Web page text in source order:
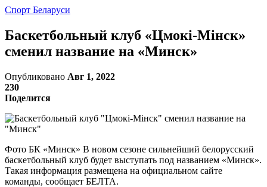
Спорт Беларуси
Баскетбольный клуб «Цмокi-Мiнск»
сменил название на «Минск»
Опубликовано Авг 1, 2022
230
Поделится
Фото БК «Минск» В новом сезоне сильнейший белорусский
баскетбольный клуб будет выступать под названием «Минск».
Такая информация размещена на официальном сайте
команды, сообщает БЕЛТА.